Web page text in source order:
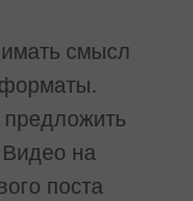
смысл
на
поста